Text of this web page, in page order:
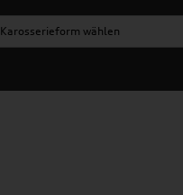
Karosserieform wählen